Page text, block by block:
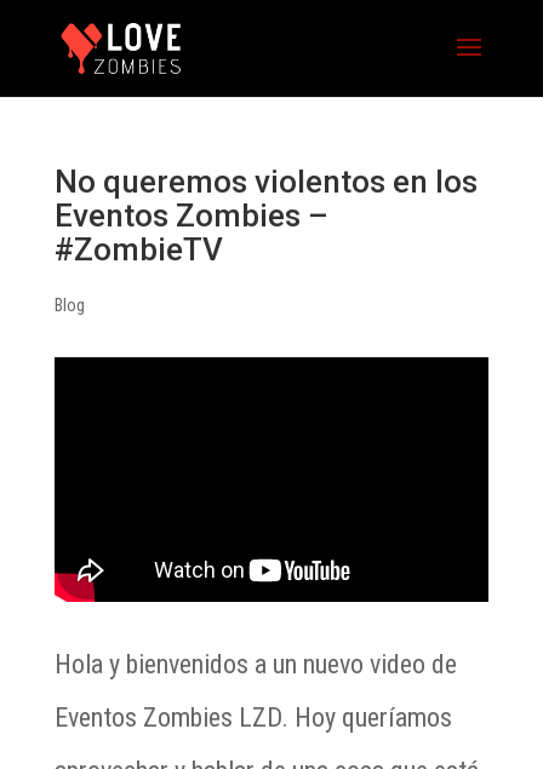
No queremos violentos en los
Eventos Zombies –
#ZombieTV
Blog
Hola y bienvenidos a un nuevo video de
Eventos Zombies LZD. Hoy queríamos